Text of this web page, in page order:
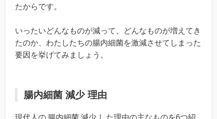
たからです。
いったいどんなものが減って、どんなものが増えてき
たのか、わたしたちの腸内細菌を激減させてしまった
要因を挙げてみましょう。
腸内細菌 減少 理由